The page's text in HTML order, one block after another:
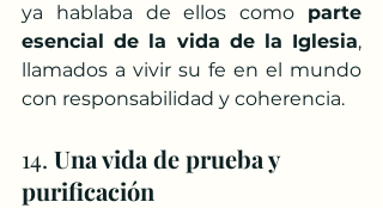
ya hablaba de ellos como parte
esencial de la vida de la Iglesia,
llamados a vivir su fe en el mundo
con responsabilidad y coherencia.
14. Una vida de prueba y
purificación